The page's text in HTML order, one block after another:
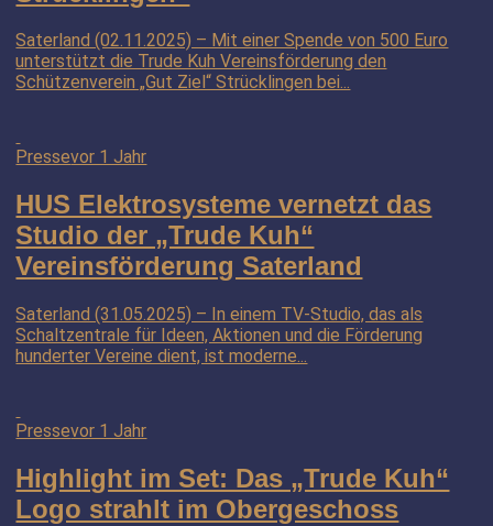
Saterland (02.11.2025) – Mit einer Spende von 500 Euro
unterstützt die Trude Kuh Vereinsförderung den
Schützenverein „Gut Ziel“ Strücklingen bei...
Pressevor 1 Jahr
HUS Elektrosysteme vernetzt das
Studio der „Trude Kuh“
Vereinsförderung Saterland
Saterland (31.05.2025) – In einem TV-Studio, das als
Schaltzentrale für Ideen, Aktionen und die Förderung
hunderter Vereine dient, ist moderne...
Pressevor 1 Jahr
Highlight im Set: Das „Trude Kuh“
Logo strahlt im Obergeschoss